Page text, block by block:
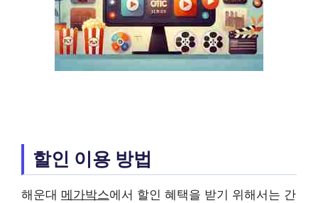
할인 이용 방법
해운대 메가박스에서 할인 혜택을 받기 위해서는 간